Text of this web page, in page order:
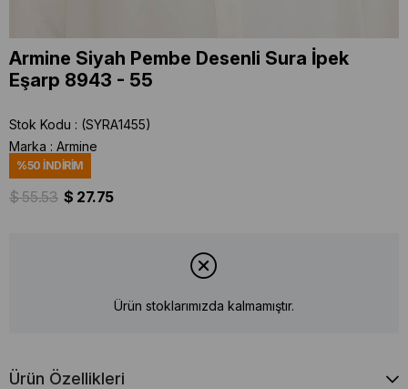
Armine Siyah Pembe Desenli Sura İpek
Eşarp 8943 - 55
Stok Kodu
(SYRA1455)
Marka : Armine
%50 İNDIRIM
$ 55.53 $ 27.75
Ürün stoklarımızda kalmamıştır.
Ürün Özellikleri